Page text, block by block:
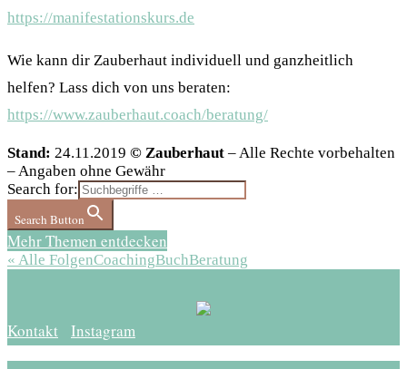
https://manifestationskurs.de
Wie kann dir Zauberhaut individuell und ganzheitlich
helfen? Lass dich von uns beraten:
https://www.zauberhaut.coach/beratung/
Stand: 24.11.2019 © Zauberhaut – Alle Rechte vorbehalten
– Angaben ohne Gewähr
Search for:
Search Button
Mehr Themen entdecken
« Alle FolgenCoachingBuchBeratung
Kontakt Instagram